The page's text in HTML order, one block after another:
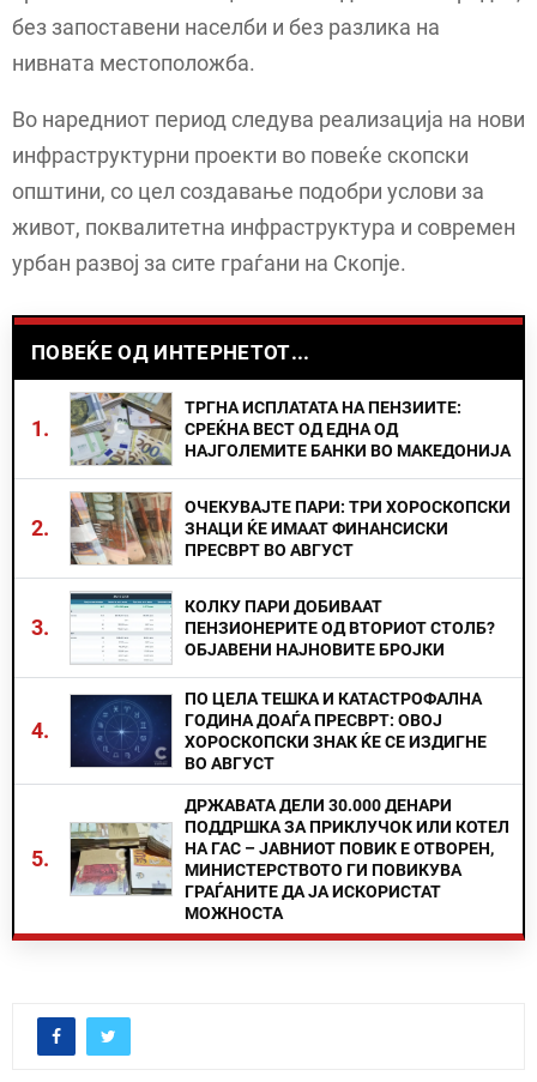
без запоставени населби и без разлика на
нивната местоположба.
Во наредниот период следува реализација на нови
инфраструктурни проекти во повеќе скопски
општини, со цел создавање подобри услови за
живот, поквалитетна инфраструктура и современ
урбан развој за сите граѓани на Скопје.
ПОВЕЌЕ ОД ИНТЕРНЕТОТ...
1.
ТРГНА ИСПЛАТАТА НА ПЕНЗИИТЕ:
СРЕЌНА ВЕСТ ОД ЕДНА ОД
НАЈГОЛЕМИТЕ БАНКИ ВО МАКЕДОНИЈА
2.
ОЧЕКУВАЈТЕ ПАРИ: ТРИ ХОРОСКОПСКИ
ЗНАЦИ ЌЕ ИМААТ ФИНАНСИСКИ
ПРЕСВРТ ВО АВГУСТ
3.
КОЛКУ ПАРИ ДОБИВААТ
ПЕНЗИОНЕРИТЕ ОД ВТОРИОТ СТОЛБ?
ОБЈАВЕНИ НАЈНОВИТЕ БРОЈКИ
4.
ПО ЦЕЛА ТЕШКА И КАТАСТРОФАЛНА
ГОДИНА ДОАЃА ПРЕСВРТ: ОВОЈ
ХОРОСКОПСКИ ЗНАК ЌЕ СЕ ИЗДИГНЕ
ВО АВГУСТ
5.
ДРЖАВАТА ДЕЛИ 30.000 ДЕНАРИ
ПОДДРШКА ЗА ПРИКЛУЧОК ИЛИ КОТЕЛ
НА ГАС – ЈАВНИОТ ПОВИК Е ОТВОРЕН,
МИНИСТЕРСТВОТО ГИ ПОВИКУВА
ГРАЃАНИТЕ ДА ЈА ИСКОРИСТАТ
МОЖНОСТА